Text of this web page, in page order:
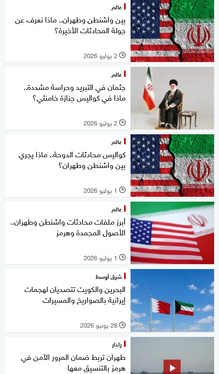
عالم
بين واشنطن وطهران.. ماذا نعرف عن
جولة المحادثات الأخيرة؟
l 2 يوليو 2026
عالم
جثمان في التبريد وحراسة مشددة..
ماذا في كواليس جنازة خامنئي؟
l 2 يوليو 2026
عالم
كواليس محادثات الدوحة.. ماذا يجري
بين واشنطن وطهران؟
l 1 يوليو 2026
عالم
أبرز ملفات محادثات واشنطن وطهران..
الأصول المجمدة وهرمز
l 1 يوليو 2026
شرق أوسط
البحرين والكويت تتصديان لهجمات
إيرانية بالصواريخ والمسيرات
l 28 يونيو 2026
رادار
طهران تربط ضمان المرور الآمن في
هرمز بالتنسيق معها